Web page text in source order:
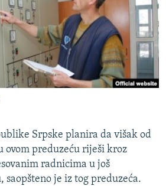
2024.
Srpske planira da višak od
ovom preduzeću riješi kroz
radnicima u još
saopšteno je iz tog preduzeća.